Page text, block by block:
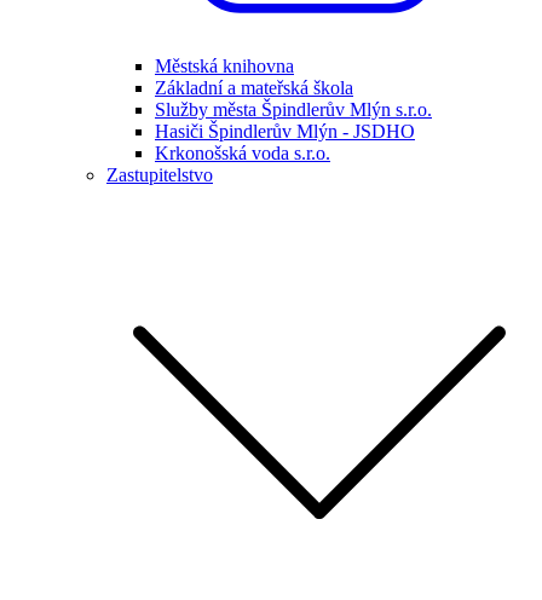
Městská knihovna
Základní a mateřská škola
Služby města Špindlerův Mlýn s.r.o.
Hasiči Špindlerův Mlýn - JSDHO
Krkonošská voda s.r.o.
Zastupitelstvo